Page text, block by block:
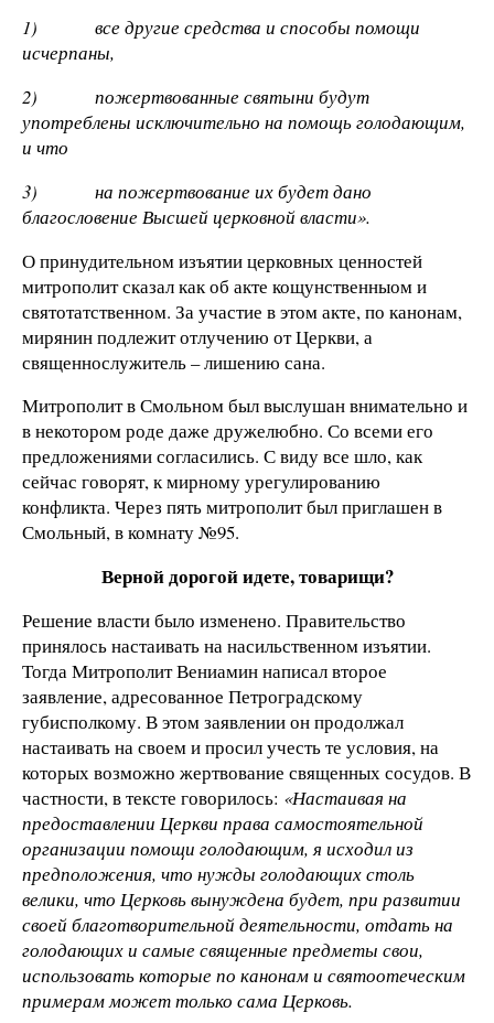
1)
все другие средства и способы помощи
исчерпаны,
2)
пожертвованные святыни будут
употреблены исключительно на помощь голодающим,
и что
3)
на пожертвование их будет дано
благословение Высшей церковной власти».
О принудительном изъятии церковных ценностей
митрополит сказал как об акте кощунственныом и
святотатственном. За участие в этом акте, по канонам,
мирянин подлежит отлучению от Церкви, а
священнослужитель – лишению сана.
Митрополит в Смольном был выслушан внимательно и
в некотором роде даже дружелюбно. Со всеми его
предложениями согласились. С виду все шло, как
сейчас говорят, к мирному урегулированию
конфликта. Через пять митрополит был приглашен в
Смольный, в комнату №95.
Верной дорогой идете, товарищи?
Решение власти было изменено. Правительство
принялось настаивать на насильственном изъятии.
Тогда Митрополит Вениамин написал второе
заявление, адресованное Петроградскому
губисполкому. В этом заявлении он продолжал
настаивать на своем и просил учесть те условия, на
которых возможно жертвование священных сосудов. В
частности, в тексте говорилось: «Настаивая на
предоставлении Церкви права самостоятельной
организации помощи голодающим, я исходил из
предположения, что нужды голодающих столь
велики, что Церковь вынуждена будет, при развитии
своей благотворительной деятельности, отдать на
голодающих и самые священные предметы свои,
использовать которые по канонам и святоотеческим
примерам может только сама Церковь.